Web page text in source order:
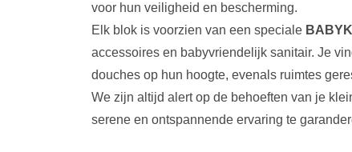
voor hun veiligheid en bescherming.
Elk blok is voorzien van een speciale
accessoires en babyvriendelijk sanitair. Je
douches op hun hoogte, evenals ruimtes
We zijn altijd alert op de behoeften van je
serene en ontspannende ervaring te